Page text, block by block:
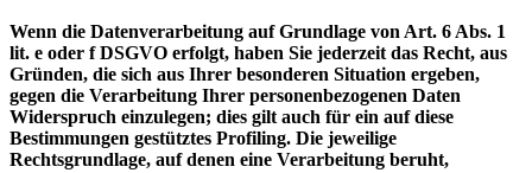
Wenn die Datenverarbeitung auf Grundlage von Art. 6 Abs. 1
lit. e oder f DSGVO erfolgt, haben Sie jederzeit das Recht, aus
Gründen, die sich aus Ihrer besonderen Situation ergeben,
gegen die Verarbeitung Ihrer personenbezogenen Daten
Widerspruch einzulegen; dies gilt auch für ein auf diese
Bestimmungen gestütztes Profiling. Die jeweilige
Rechtsgrundlage, auf denen eine Verarbeitung beruht,